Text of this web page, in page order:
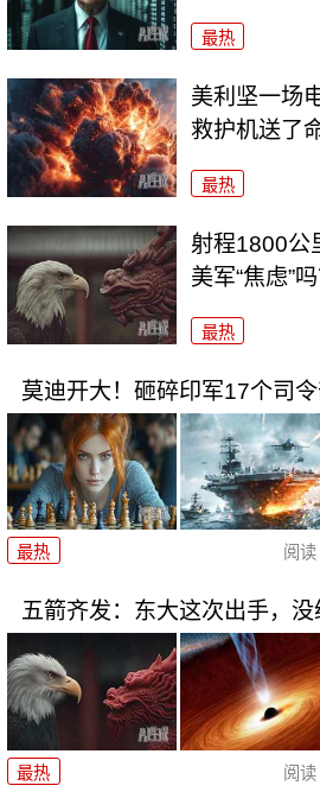
最热
美利坚一场
救护机送了
最热
射程1800公
美军“焦虑”吗
最热
莫迪开大！砸碎印军17个司
最热 阅读
五箭齐发：东大这次出手，
最热 阅读